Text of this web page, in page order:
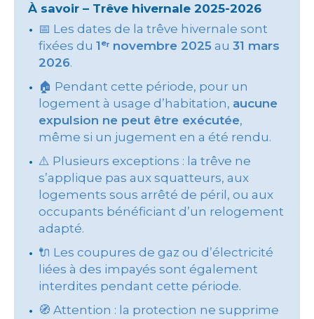
À savoir – Trêve hivernale 2025-2026
📅 Les dates de la trêve hivernale sont
fixées du 1ᵉʳ novembre 2025 au 31 mars
2026.
🏠 Pendant cette période, pour un
logement à usage d’habitation, aucune
expulsion ne peut être exécutée,
même si un jugement en a été rendu.
⚠️ Plusieurs exceptions : la trêve ne
s’applique pas aux squatteurs, aux
logements sous arrêté de péril, ou aux
occupants bénéficiant d’un relogement
adapté.
🔌 Les coupures de gaz ou d’électricité
liées à des impayés sont également
interdites pendant cette période.
🧭 Attention : la protection ne supprime